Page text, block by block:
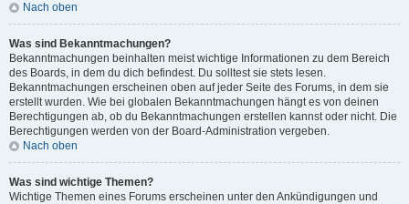
Nach oben
Was sind Bekanntmachungen?
Bekanntmachungen beinhalten meist wichtige Informationen zu dem Bereich
des Boards, in dem du dich befindest. Du solltest sie stets lesen.
Bekanntmachungen erscheinen oben auf jeder Seite des Forums, in dem sie
erstellt wurden. Wie bei globalen Bekanntmachungen hängt es von deinen
Berechtigungen ab, ob du Bekanntmachungen erstellen kannst oder nicht. Die
Berechtigungen werden von der Board-Administration vergeben.
Nach oben
Was sind wichtige Themen?
Wichtige Themen eines Forums erscheinen unter den Ankündigungen und